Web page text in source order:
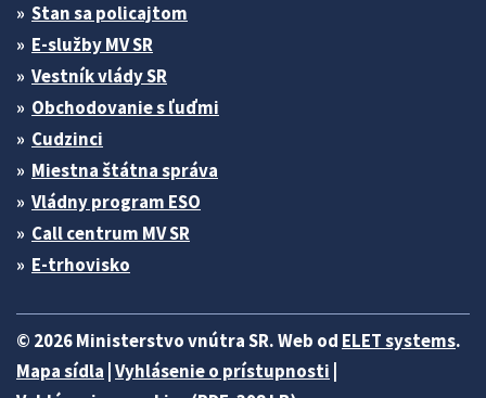
Stan sa policajtom
E-služby MV SR
Vestník vlády SR
Obchodovanie s ľuďmi
Cudzinci
Miestna štátna správa
Vládny program ESO
Call centrum MV SR
E-trhovisko
© 2026 Ministerstvo vnútra SR. Web od ELET systems.
Mapa sídla Vyhlásenie o prístupnosti